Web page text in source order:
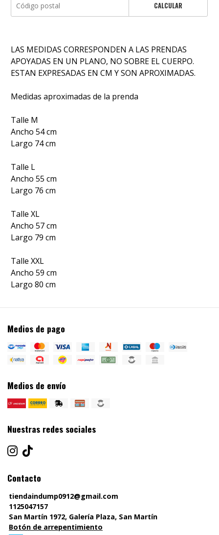
CALCULAR
LAS MEDIDAS CORRESPONDEN A LAS PRENDAS
APOYADAS EN UN PLANO, NO SOBRE EL CUERPO.
ESTAN EXPRESADAS EN CM Y SON APROXIMADAS.
Medidas aproximadas de la prenda
Talle M
Ancho 54 cm
Largo 74 cm
Talle L
Ancho 55 cm
Largo 76 cm
Talle XL
Ancho 57 cm
Largo 79 cm
Talle XXL
Ancho 59 cm
Largo 80 cm
Medios de pago
Medios de envío
Nuestras redes sociales
Contacto
tiendaindump0912@gmail.com
1125047157
San Martín 1972, Galería Plaza, San Martín
Botón de arrepentimiento